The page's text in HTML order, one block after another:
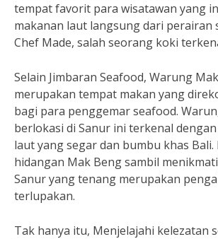
tempat favorit para wisatawan yang
makanan laut langsung dari perairan
Chef Made, salah seorang koki
Selain Jimbaran Seafood, Warung
merupakan tempat makan yang
bagi para penggemar seafood.
berlokasi di Sanur ini terkenal
laut yang segar dan bumbu khas
hidangan Mak Beng sambil
Sanur yang tenang merupakan
terlupakan.
Tak hanya itu, Menjelajahi kelezatan